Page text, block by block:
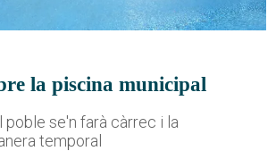
la piscina municipal
poble se'n farà càrrec i la
temporal